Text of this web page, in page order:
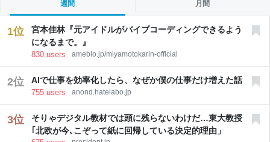
週間 月間
1位
宮本佳林『元アイドルがバイブコーディングできるよう
になるまで。』
830 users ameblo.jp/miyamotokarin-official
2位 AIで仕事を効率化したら、なぜか僕の仕事だけ増えた話
755 users anond.hatelabo.jp
3位
そりゃデジタル教材では頭に残らないわけだ…東大教授
｢北欧が今､こぞって紙に回帰している決定的理由」